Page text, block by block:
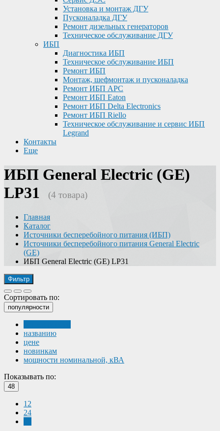
Установка и монтаж ДГУ
Пусконаладка ДГУ
Ремонт дизельных генераторов
Техническое обслуживание ДГУ
ИБП
Диагностика ИБП
Техническое обслуживание ИБП
Ремонт ИБП
Монтаж, шефмонтаж и пусконаладка
Ремонт ИБП APC
Ремонт ИБП Eaton
Ремонт ИБП Delta Electronics
Ремонт ИБП Riello
Техническое обслуживание и сервис ИБП
Legrand
Контакты
Еще
ИБП General Electric (GE)
LP31
(4 товара)
Главная
Каталог
Источники бесперебойного питания (ИБП)
Источники бесперебойного питания General Electric
(GE)
ИБП General Electric (GE) LP31
Фильтр
Сортировать по:
популярности
названию
цене
новинкам
мощности номинальной, кВА
Показывать по:
48
12
24